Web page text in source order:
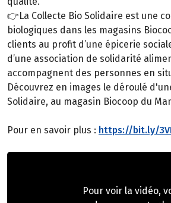
👉La Collecte Bio Solidaire est une
biologiques dans les magasins
clients au profit d’une épicerie
d’une association de solidarité
accompagnent des personnes en
Découvrez en images le déroulé
Solidaire, au magasin Biocoop du
Pour en savoir plus : https://bit.ly/
Pour voir la vidéo,